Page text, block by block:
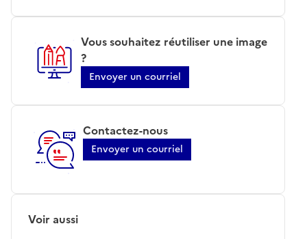
Vous souhaitez réutiliser une image
?
Envoyer un courriel
Contactez-nous
Envoyer un courriel
Voir aussi